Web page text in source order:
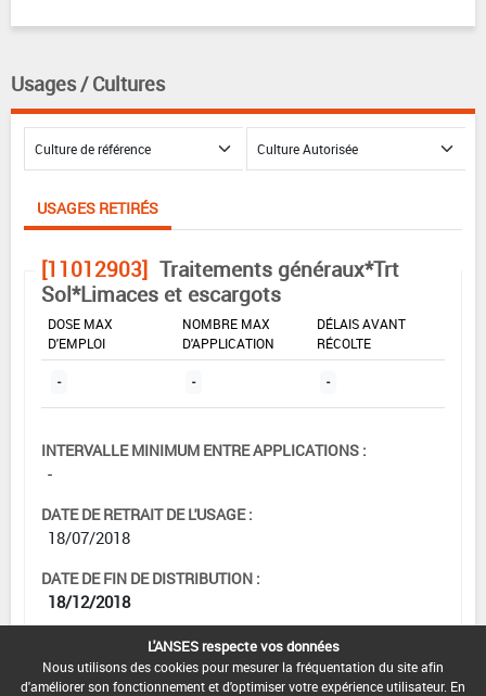
Usages / Cultures
USAGES RETIRÉS
[11012903] Traitements généraux*Trt
Sol*Limaces et escargots
DOSE MAX
D'EMPLOI
NOMBRE MAX
D'APPLICATION
DÉLAIS AVANT
RÉCOLTE
- - -
INTERVALLE MINIMUM ENTRE APPLICATIONS :
-
DATE DE RETRAIT DE L'USAGE :
18/07/2018
DATE DE FIN DE DISTRIBUTION :
18/12/2018
DATE DE FIN D'UTILISATION :
18/07/2019
L'ANSES respecte vos données
Nous utilisons des cookies pour mesurer la fréquentation du site afin
d'améliorer son fonctionnement et d'optimiser votre expérience utilisateur. En